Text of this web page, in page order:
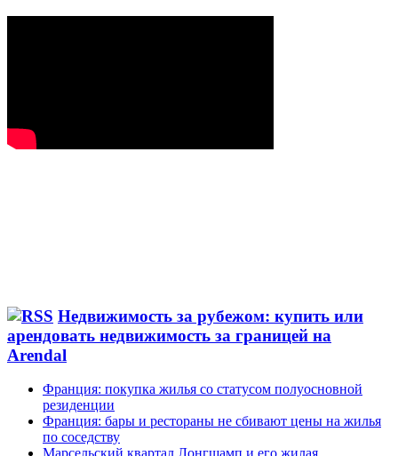
Недвижимость за рубежом: купить или
арендовать недвижимость за границей на
Arendal
Франция: покупка жилья со статусом полуосновной
резиденции
Франция: бары и рестораны не сбивают цены на жилья
по соседству